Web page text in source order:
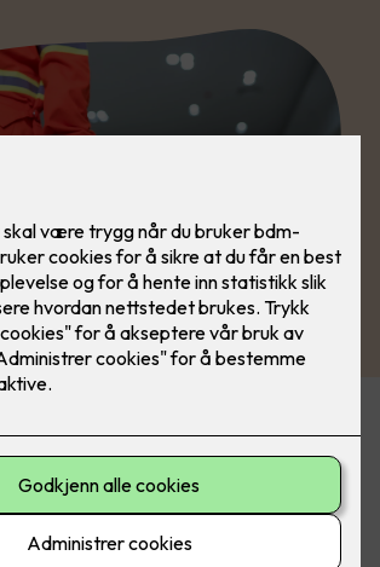
om sertifiseringer
krav til å dokumentere kompetanse, og
kommuner, og
sertifiserte kontrollører iht. 405-3
sertifisert el-kontrollforetak iht. 405-4.